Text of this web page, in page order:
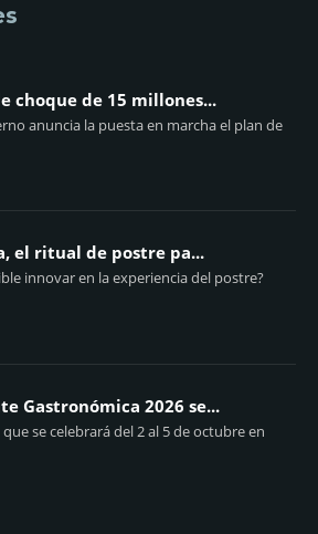
choque de 15 millones...
anuncia la puesta en marcha el plan de
el ritual de postre pa...
innovar en la experiencia del postre?
Gastronómica 2026 se...
que se celebrará del 2 al 5 de octubre en